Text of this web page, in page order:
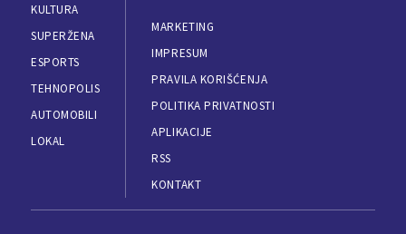
KULTURA
SUPERŽENA
ESPORTS
TEHNOPOLIS
AUTOMOBILI
LOKAL
MARKETING
IMPRESUM
PRAVILA KORIŠĆENJA
POLITIKA PRIVATNOSTI
APLIKACIJE
RSS
KONTAKT